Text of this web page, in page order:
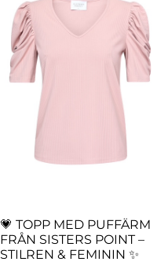
💗 TOPP MED PUFFÄRM
FRÅN SISTERS POINT –
STILREN & FEMININ ✨